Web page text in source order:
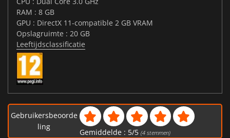
RAM : 8 GB
GPU : DirectX 11-compatible 2 GB VRAM
Opslagruimte : 20 GB
Leeftijdsclassificatie
Gebruikersbeoorde
ling
Gemiddelde : 5/5 (4stemmen)